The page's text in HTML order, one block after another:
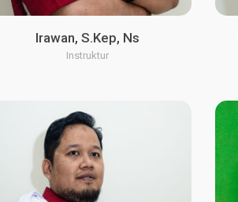
Irawan, S.Kep, Ns
Instruktur